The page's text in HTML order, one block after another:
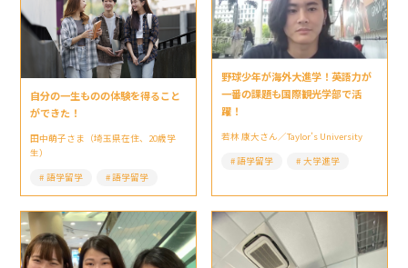
自分の一生ものの体験を得ること
ができた！
田中萌子さま（埼玉県在住、20歳学
生）
語学留学
語学留学
野球少年が海外大進学！英語力が
一番の課題も国際観光学部で活
躍！
若林 康大さん／Taylor’s University
語学留学
大学進学